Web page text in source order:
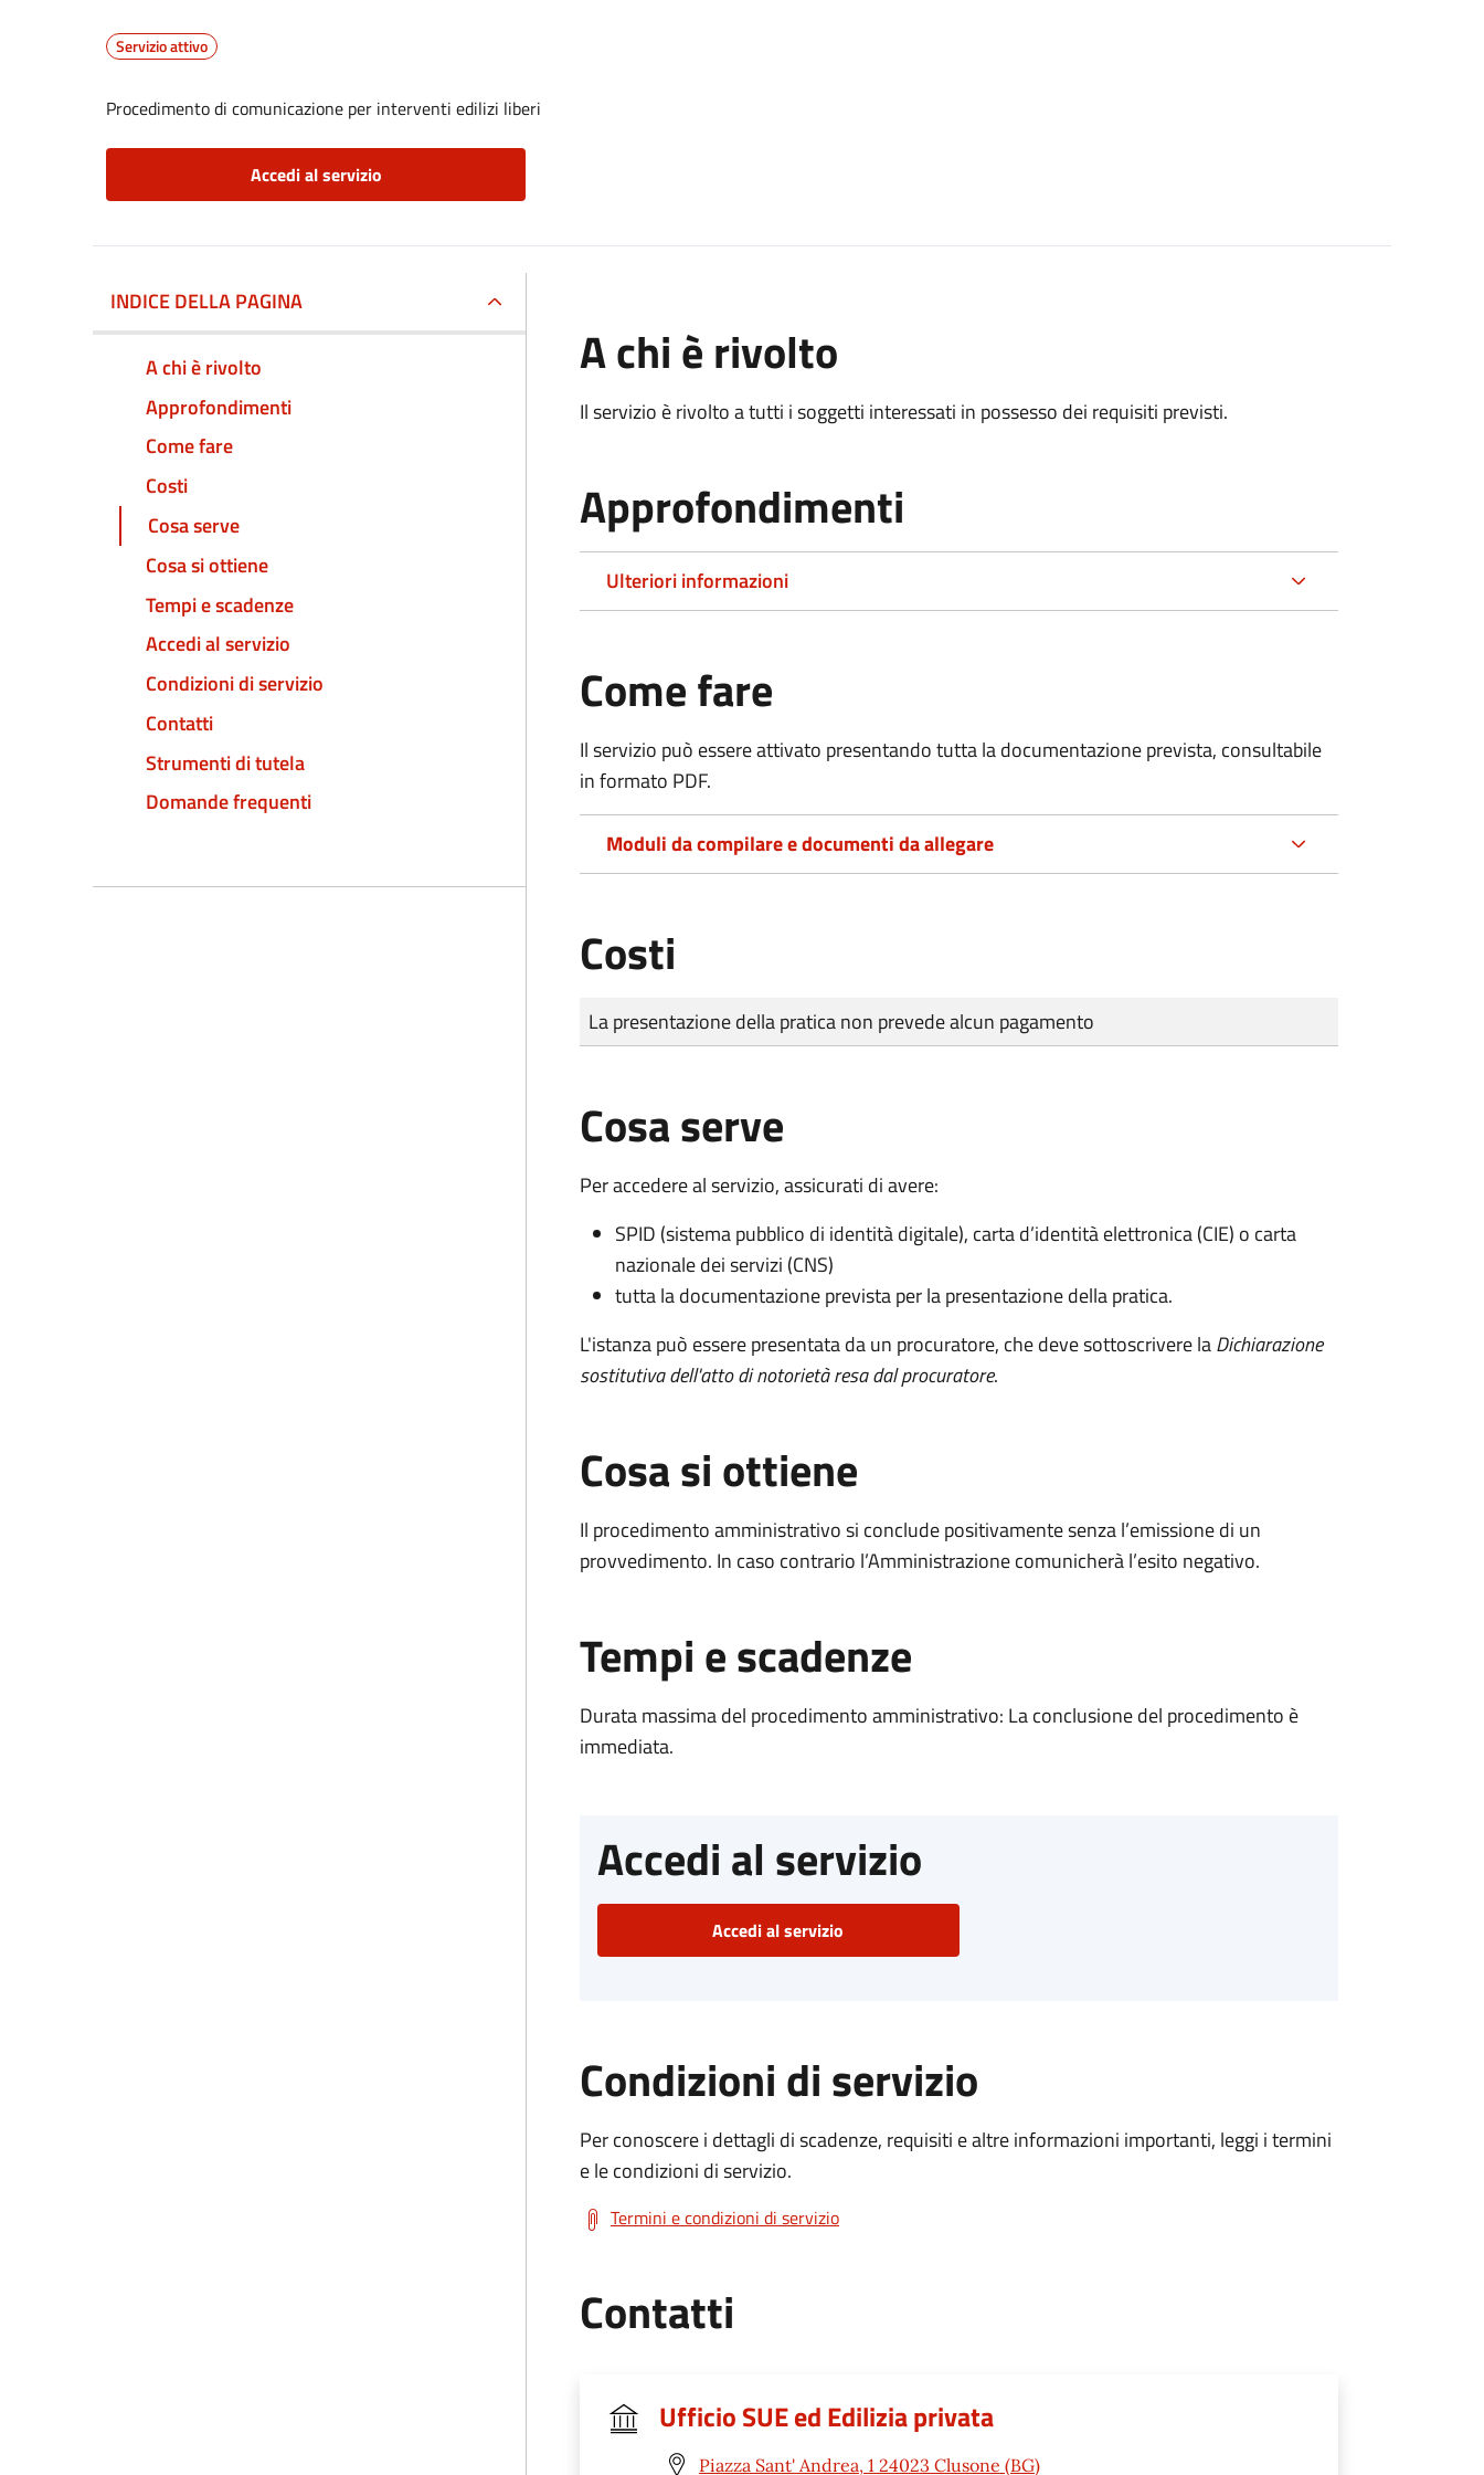
Servizio attivo
Procedimento di comunicazione per interventi edilizi liberi
Accedi al servizio
INDICE DELLA PAGINA
A chi è rivolto
Approfondimenti
Come fare
Costi
Cosa serve
Cosa si ottiene
Tempi e scadenze
Accedi al servizio
Condizioni di servizio
Contatti
Strumenti di tutela
Domande frequenti
A chi è rivolto
Il servizio è rivolto a tutti i soggetti interessati in possesso dei requisiti previsti.
Approfondimenti
Ulteriori informazioni
Come fare
Il servizio può essere attivato presentando tutta la documentazione prevista, consultabile
in formato PDF.
Moduli da compilare e documenti da allegare
Costi
Tipo di pagamento
Importo
La presentazione della pratica non prevede alcun pagamento
Cosa serve
Per accedere al servizio, assicurati di avere:
SPID (sistema pubblico di identità digitale), carta d’identità elettronica (CIE) o carta
nazionale dei servizi (CNS)
tutta la documentazione prevista per la presentazione della pratica.
L'istanza può essere presentata da un procuratore, che deve sottoscrivere laDichiarazione
sostitutiva dell'atto di notorietà resa dal procuratore.
Cosa si ottiene
Il procedimento amministrativo si conclude positivamente senza l’emissione di un
provvedimento. In caso contrario l’Amministrazione comunicherà l’esito negativo.
Tempi e scadenze
Durata massima del procedimento amministrativo: La conclusione del procedimento è
immediata.
Accedi al servizio
Accedi al servizio
Condizioni di servizio
Per conoscere i dettagli di scadenze, requisiti e altre informazioni importanti, leggi i termini
e le condizioni di servizio.
Termini e condizioni di servizio
Contatti
Ufficio SUE ed Edilizia privata
Piazza Sant' Andrea, 1 24023 Clusone (BG)